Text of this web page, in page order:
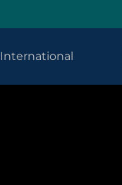
International